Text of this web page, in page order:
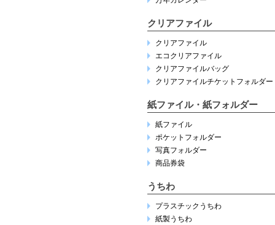
クリアファイル
クリアファイル
エコクリアファイル
クリアファイルバッグ
クリアファイルチケットフォルダー
紙ファイル・紙フォルダー
紙ファイル
ポケットフォルダー
写真フォルダー
商品券袋
うちわ
プラスチックうちわ
紙製うちわ